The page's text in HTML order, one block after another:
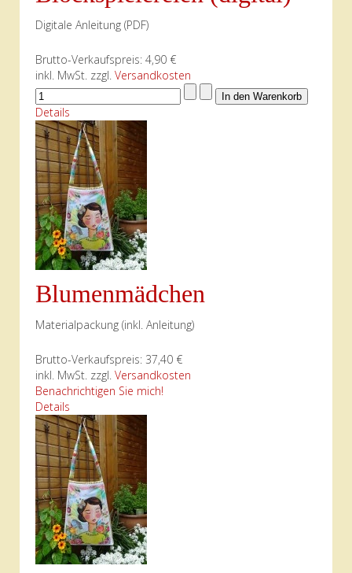
Digitale Anleitung (PDF)
Brutto-Verkaufspreis: 4,90 €
inkl. MwSt. zzgl. Versandkosten
Details
Blumenmädchen
Materialpackung (inkl. Anleitung)
Brutto-Verkaufspreis: 37,40 €
inkl. MwSt. zzgl. Versandkosten
Benachrichtigen Sie mich!
Details